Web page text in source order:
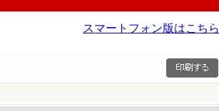
スマートフォン版はこちら